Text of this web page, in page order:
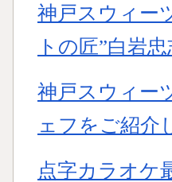
神戸スウィー
トの匠”白岩
神戸スウィー
ェフをご紹介
点字カラオケ